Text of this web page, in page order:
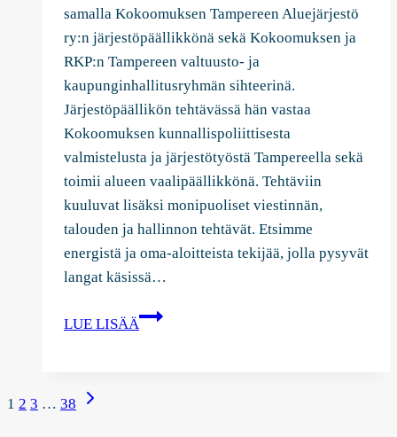
samalla Kokoomuksen Tampereen Aluejärjestö
ry:n järjestöpäällikkönä sekä Kokoomuksen ja
RKP:n Tampereen valtuusto- ja
kaupunginhallitusryhmän sihteerinä.
Järjestöpäällikön tehtävässä hän vastaa
Kokoomuksen kunnallispoliittisesta
valmistelusta ja järjestötyöstä Tampereella sekä
toimii alueen vaalipäällikkönä. Tehtäviin
kuuluvat lisäksi monipuoliset viestinnän,
talouden ja hallinnon tehtävät. Etsimme
energistä ja oma-aloitteista tekijää, jolla pysyvät
langat käsissä…
LUE LISÄÄ
ETSIMME
Sivunavigointi
1 2 3 … 38
Seuraava